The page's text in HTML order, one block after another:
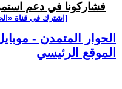
فشاركونا في دعم
[اشترك في قناة
الحوار المتمدن -
الموقع الرئيسي